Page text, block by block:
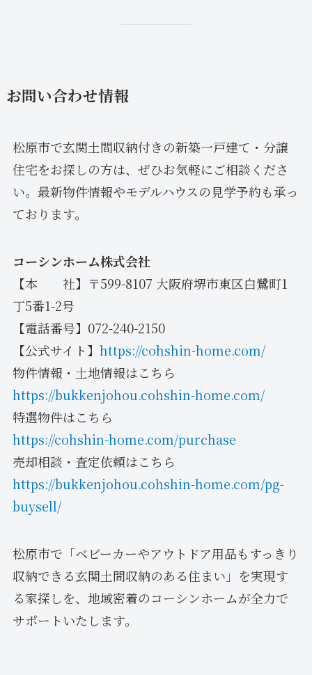
お問い合わせ情報
松原市で玄関土間収納付きの新築一戸建て・分譲
住宅をお探しの方は、ぜひお気軽にご相談くださ
い。最新物件情報やモデルハウスの見学予約も承っ
ております。
コーシンホーム株式会社
【本 社】〒599-8107 大阪府堺市東区白鷺町1
丁5番1-2号
【電話番号】072-240-2150
【公式サイト】 https://cohshin-home.com/
物件情報・土地情報はこちら
https://bukkenjohou.cohshin-home.com/
特選物件はこちら
https://cohshin-home.com/purchase
売却相談・査定依頼はこちら
https://bukkenjohou.cohshin-home.com/pg-
buysell/
松原市で「ベビーカーやアウトドア用品もすっきり
収納できる玄関土間収納のある住まい」を実現す
る家探しを、地域密着のコーシンホームが全力で
サポートいたします。